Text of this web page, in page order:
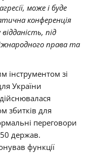
може і буде
конференція
під
права та
інструментом зі
України
збитків для
переговори
держав.
функції